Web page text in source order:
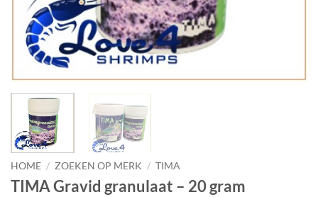
HOME / ZOEKEN OP MERK / TIMA
TIMA Gravid granulaat – 20 gram